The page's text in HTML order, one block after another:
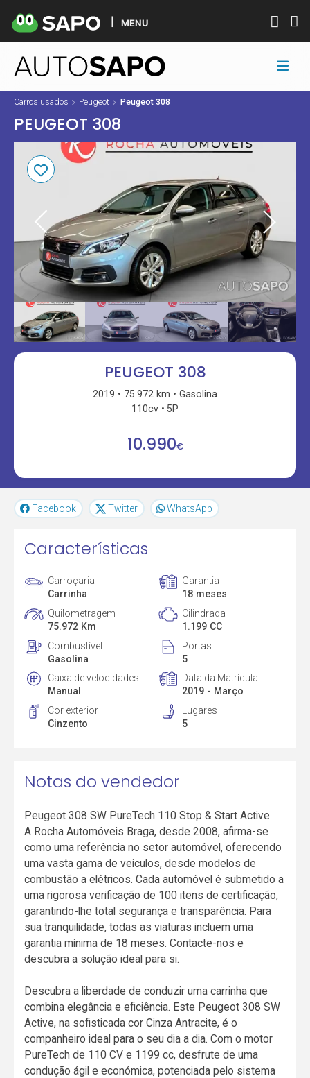
MENU
Carros usados Peugeot Peugeot 308
PEUGEOT 308
PEUGEOT 308
2019 75.972 km
Gasolina
110cv
5P
10.990€
Facebook Twitter WhatsApp
Características
Carroçaria
Carrinha
Garantia
18 meses
Quilometragem
75.972 Km
Cilindrada
1.199 CC
Combustível
Gasolina
Portas
5
Caixa de velocidades
Manual
Data da Matrícula
2019 - Março
Cor exterior
Cinzento
Lugares
5
Notas do vendedor
Peugeot 308 SW PureTech 110 Stop & Start Active
A Rocha Automóveis Braga, desde 2008, afirma-se
como uma referência no setor automóvel, oferecendo
uma vasta gama de veículos, desde modelos de
combustão a elétricos. Cada automóvel é submetido a
uma rigorosa verificação de 100 itens de certificação,
garantindo-lhe total segurança e transparência. Para
sua tranquilidade, todas as viaturas incluem uma
garantia mínima de 18 meses. Contacte-nos e
descubra a solução ideal para si.
Descubra a liberdade de conduzir uma carrinha que
combina elegância e eficiência. Este Peugeot 308 SW
Active, na sofisticada cor Cinza Antracite, é o
companheiro ideal para o seu dia a dia. Com o motor
PureTech de 110 CV e 1199 cc, desfrute de uma
condução ágil e económica, potenciada pelo sistema